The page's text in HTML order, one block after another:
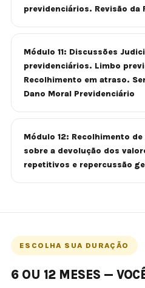
previdenciários. Revisão da
Módulo 11: Discussões
previdenciários. Limbo
Recolhimento em atraso.
Dano Moral Previdenciário
Módulo 12: Recolhimento
sobre a devolução dos
repetitivos e repercussão
ESCOLHA SUA DURAÇÃO
6 OU 12 MESES —